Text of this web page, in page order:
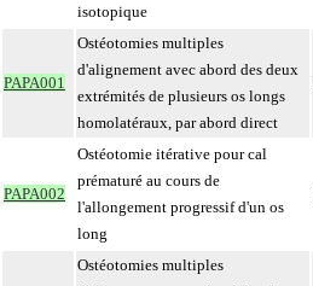
isotopique
PAPA001
Ostéotomies multiples
d'alignement avec abord des deux
extrémités de plusieurs os longs
homolatéraux, par abord direct
PAPA002
Ostéotomie itérative pour cal
prématuré au cours de
l'allongement progressif d'un os
long
Ostéotomies multiples